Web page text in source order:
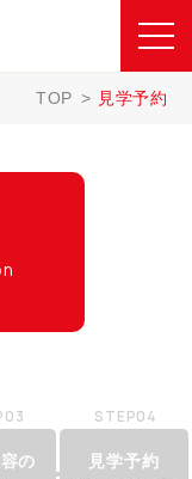
TOP 見学予約
の
STEP04
見学予約